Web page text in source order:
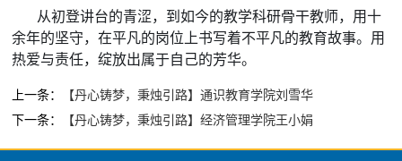
从初登讲台的青涩，到如今的教学科研骨干教师，用十
余年的坚守，在平凡的岗位上书写着不平凡的教育故事。用
热爱与责任，绽放出属于自己的芳华。
上一条：
【丹心铸梦，秉烛引路】通识教育学院刘雪华
下一条：
【丹心铸梦，秉烛引路】经济管理学院王小娟